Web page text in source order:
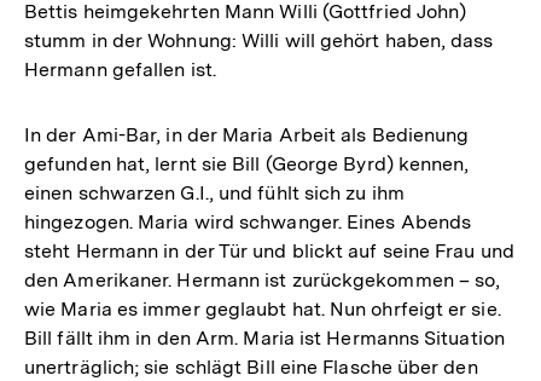
Bettis heimgekehrten Mann Willi (Gottfried John)
stumm in der Wohnung: Willi will gehört haben, dass
Hermann gefallen ist.
In der Ami-Bar, in der Maria Arbeit als Bedienung
gefunden hat, lernt sie Bill (George Byrd) kennen,
einen schwarzen G.I., und fühlt sich zu ihm
hingezogen. Maria wird schwanger. Eines Abends
steht Hermann in der Tür und blickt auf seine Frau und
den Amerikaner. Hermann ist zurückgekommen – so,
wie Maria es immer geglaubt hat. Nun ohrfeigt er sie.
Bill fällt ihm in den Arm. Maria ist Hermanns Situation
unerträglich; sie schlägt Bill eine Flasche über den